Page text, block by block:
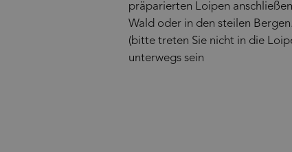
präparierten Loipen
Wald oder in den steilen
(bitte treten Sie nicht in die
unterwegs sein